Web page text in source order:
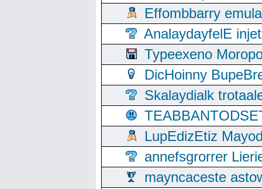
Effombbarry
AnalaydayfelE
Typeexeno
DicHoinny
Skalaydialk
LupEdizEtiz
annefsgrorrer
mayncaceste